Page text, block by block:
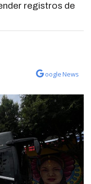
registros de
oogle News